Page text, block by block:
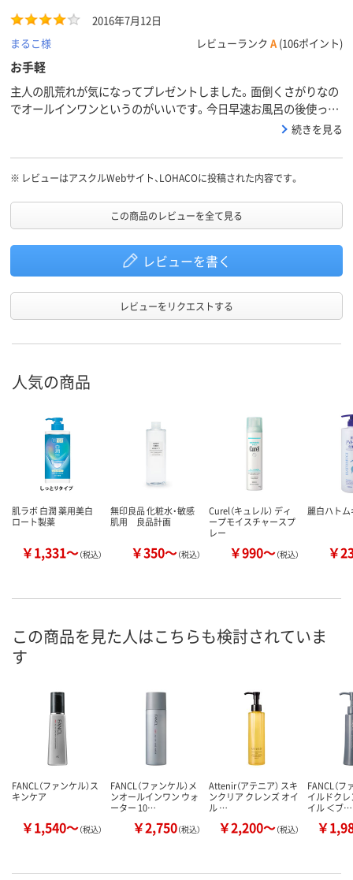
2016年7月12日
まるこ様
レビューランク A (106ポイント)
お手軽
主人の肌荒れが気になってプレゼントしました。面倒くさがりなの
でオールインワンというのがいいです。今日早速お風呂の後使った
ら、1本で簡単ラクチンでいいという事でした。使い続けて肌荒れが
続きを見る
※ レビューはアスクルWebサイト、LOHACOに投稿された内容です。
この商品のレビューを全て見る
レビューを書く
レビューをリクエストする
人気の商品
肌ラボ 白潤 薬用美白
ロート製薬
￥1,331～（税込）
無印良品 化粧水・敏感
肌用 良品計画
￥350～（税込）
Curel（キュレル） ディ
ープモイスチャースプ
レー
￥990～（税込）
麗白ハト
￥
この商品を見た人はこちらも検討されていま
す
FANCL（ファンケル）ス
キンケア
￥1,540～（税込）
FANCL（ファンケル）メ
ンオールインワン ウォ
ーター 10…
￥2,750（税込）
Attenir（アテニア） スキ
ンクリア クレンズ オイ
ル …
￥2,200～（税込）
FANCL（フ
イルドク
イル ＜ブ…
￥